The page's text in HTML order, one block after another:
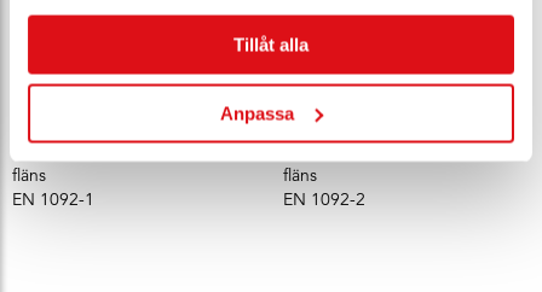
Tillåt alla
Anpassa
ARI Armaturen
PN 40
fläns
EN 1092-1
ARI Armaturen
DN 15–300
PN 16
fläns
EN 1092-2